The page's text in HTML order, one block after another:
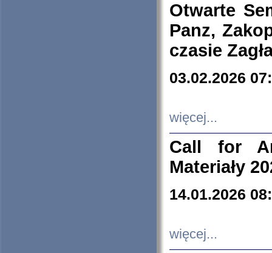
Otwarte
Panz,
czasie
03.02.2026
więcej...
Call for
Materiały
14.01.2026
więcej...